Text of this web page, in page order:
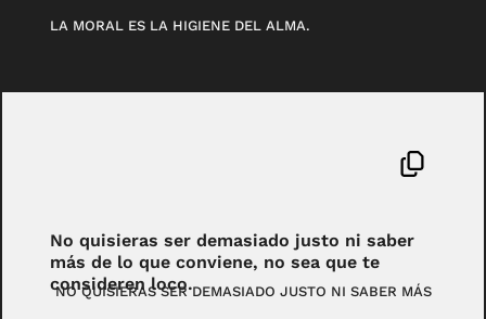
LA MORAL ES LA HIGIENE DEL ALMA.
No quisieras ser demasiado justo ni saber
más de lo que conviene, no sea que te
consideren loco.
NO QUISIERAS SER DEMASIADO JUSTO NI SABER MÁS